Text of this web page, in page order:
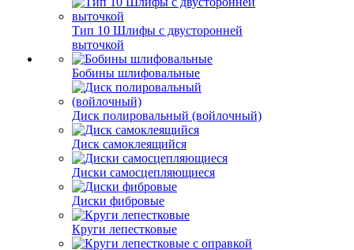
Тип 10 Шлифы с двусторонней
выточкой
Бобины шлифовальные
Диск полировальный (войлочный)
Диск самоклеящийся
Диски самосцепляющиеся
Диски фибровые
Круги лепестковые